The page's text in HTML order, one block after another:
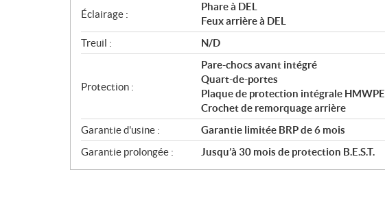
Éclairage :
Phare à DEL
Feux arrière à DEL
Treuil :
N/D
Protection :
Pare-chocs avant intégré
Quart-de-portes
Plaque de protection intégrale HMWPE
Crochet de remorquage arrière
Garantie d'usine :
Garantie limitée BRP de 6 mois
Garantie prolongée :
Jusqu’à 30 mois de protection B.E.S.T.